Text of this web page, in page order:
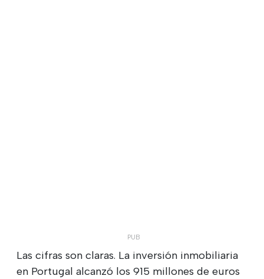
Las cifras son claras. La inversión inmobiliaria
en Portugal alcanzó los 915 millones de euros